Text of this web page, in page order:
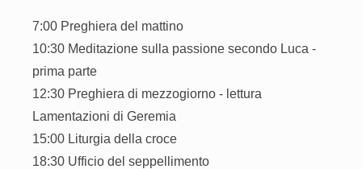
7:00 Preghiera del mattino
10:30 Meditazione sulla passione secondo Luca -
prima parte
12:30 Preghiera di mezzogiorno - lettura
Lamentazioni di Geremia
15:00 Liturgia della croce
18:30 Ufficio del seppellimento